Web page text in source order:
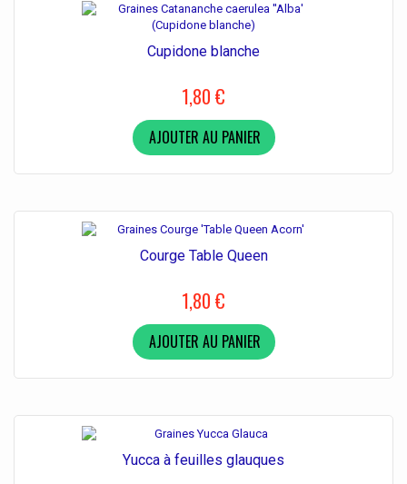
Cupidone blanche
1,80 €
AJOUTER AU PANIER
Courge Table Queen
1,80 €
AJOUTER AU PANIER
Yucca à feuilles glauques